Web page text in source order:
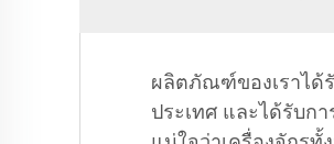
ผลิตภัณฑ์ของเราได้
ประเทศ และได้รับก